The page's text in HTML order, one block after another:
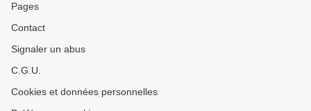
Pages
Contact
Signaler un abus
C.G.U.
Cookies et données personnelles